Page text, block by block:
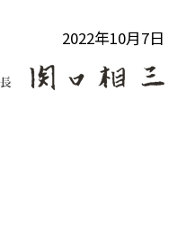
2022年10月7日